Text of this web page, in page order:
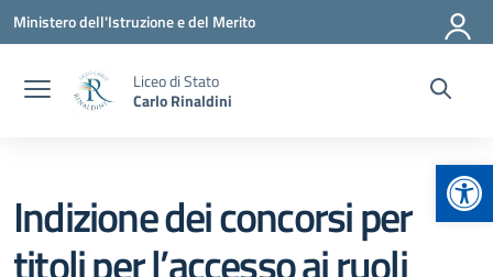
Vai ai contenuti
Vai al menu di navigazione
Vai al footer
Ministero dell'Istruzione e del Merito
Liceo di Stato
Carlo Rinaldini
Indizione dei concorsi per